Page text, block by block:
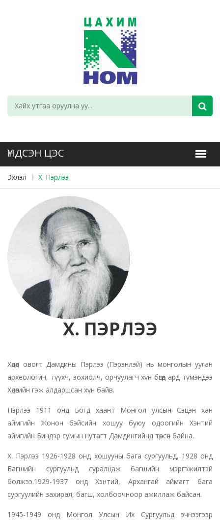
Эхлэл Х. Пэрлээ
Х. ПЭРЛЭЭ
Хөдөөд овогт Дамдины Пэрлээ (Пэрэнлэй) нь монголын ууган
археологич, түүхч, зохиолч, орчуулагч хүн бөгөөд ард түмэндээ
Хөдөөгийн гэж алдаршсан хүн байв.
Пэрлээ 1911 онд Богд хаант Монгол улсын Сэцэн хан
аймгийн Жонон бэйсийн хошуу буюу одоогийн Хэнтий
аймгийн Биндэр сумын нутагт Дамдингийнд төрсөн байна.
Х. Пэрлээ 1926-1928 онд хошууны бага сургуульд, 1928 онд
Багшийн сургуульд суралцаж багшийн мэргэжилтэй
болжээ.1929-1937 онд Хэнтий, Архангай аймагт бага
сургуулийн захирал, багш, холбоочноор ажиллаж байсан.
1945-1949 онд Монгол Улсын Их Сургуульд эчнээгээр